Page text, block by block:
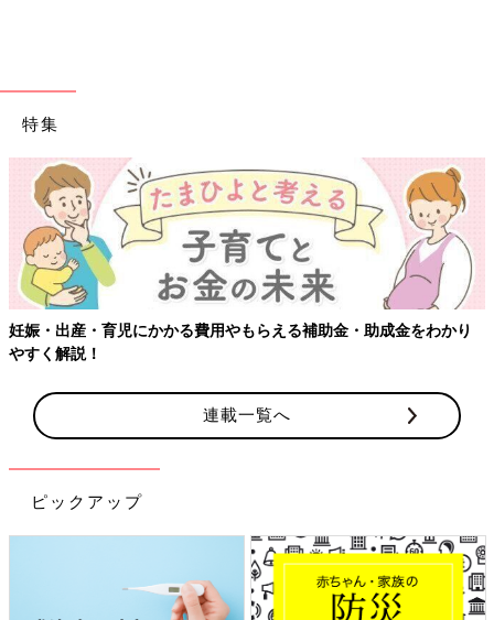
特集
妊娠・出産・育児にかかる費用やもらえる補助金・助成金をわかり
やすく解説！
連載一覧へ
ピックアップ